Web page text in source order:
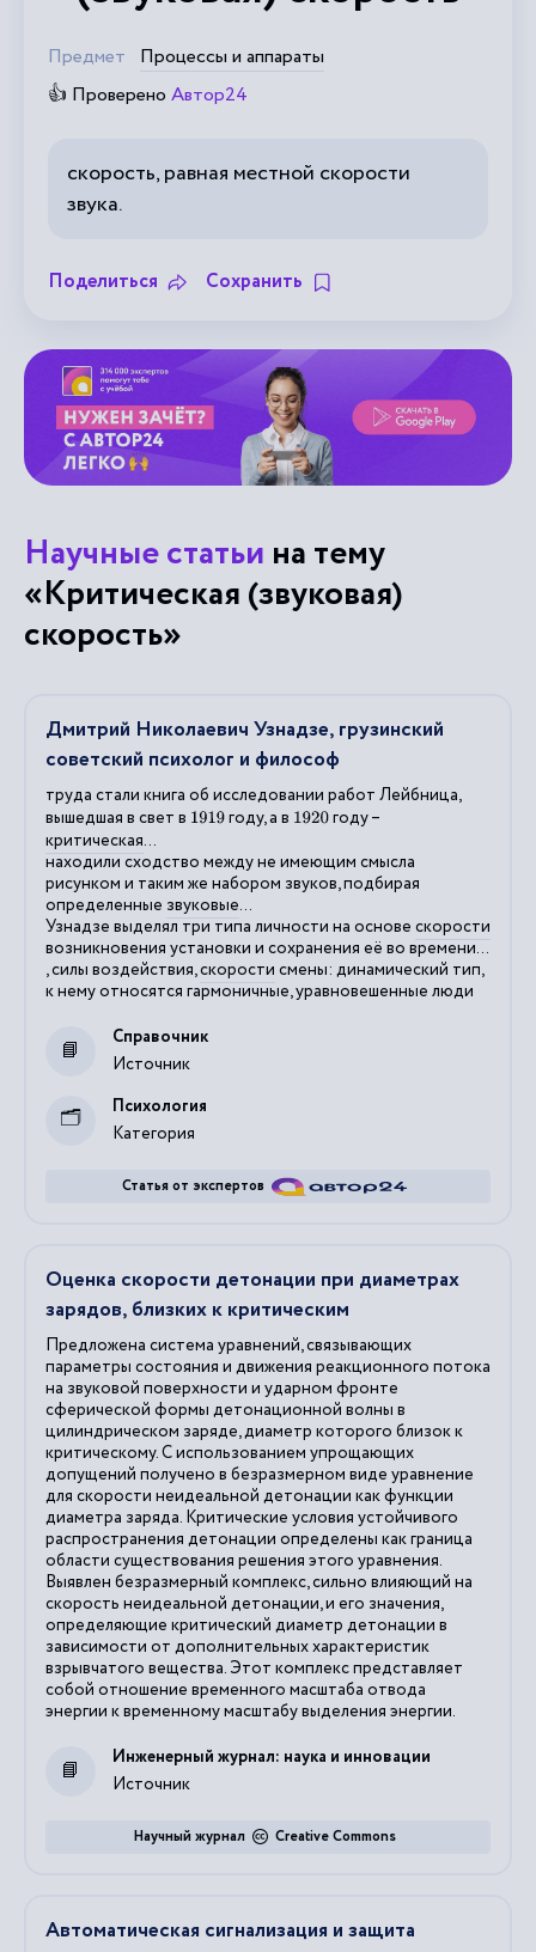
Предмет
Процессы и аппараты
👍 Проверено Автор24
скорость, равная местной скорости
звука.
Поделиться Сохранить
Научные статьи на тему
«Критическая (звуковая)
скорость»
Дмитрий Николаевич Узнадзе, грузинский
советский психолог и философ
труда стали книга об исследовании работ Лейбница,
вышедшая в свет в 1919 году, а в 1920году –
критическая...
находили сходство между не имеющим смысла
рисунком и таким же набором звуков, подбирая
определенные звуковые...
Узнадзе выделял три типа личности на основе скорости
возникновения установки и сохранения её во времени...
, силы воздействия,скорости смены: динамический тип,
к нему относятся гармоничные, уравновешенные люди
Источник
Справочник
Категория
Психология
Статья от экспертов
Оценка скорости детонации при диаметрах
зарядов, близких к критическим
Предложена система уравнений, связывающих
параметры состояния и движения реакционного потока
на звуковой поверхности и ударном фронте
сферической формы детонационной волны в
цилиндрическом заряде, диаметр которого близок к
критическому. С использованием упрощающих
допущений получено в безразмерном виде уравнение
для скорости неидеальной детонации как функции
диаметра заряда. Критические условия устойчивого
распространения детонации определены как граница
области существования решения этого уравнения.
Выявлен безразмерный комплекс, сильно влияющий на
скорость неидеальной детонации, и его значения,
определяющие критический диаметр детонации в
зависимости от дополнительных характеристик
взрывчатого вещества. Этот комплекс представляет
собой отношение временного масштаба отвода
энергии к временному масштабу выделения энергии.
Источник
Инженерный журнал: наука и инновации
Creative Commons
Научный журнал
Автоматическая сигнализация и защита